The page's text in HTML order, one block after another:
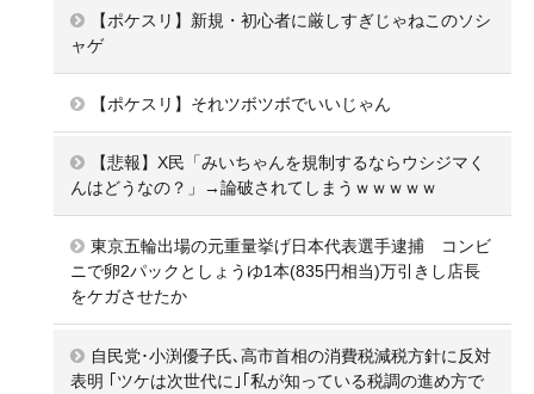
【ポケスリ】新規・初心者に厳しすぎじゃねこのソシ
ャゲ
【ポケスリ】それツボツボでいいじゃん
【悲報】X民「みいちゃんを規制するならウシジマく
んはどうなの？」→論破されてしまうｗｗｗｗｗ
東京五輪出場の元重量挙げ日本代表選手逮捕 コンビ
ニで卵2パックとしょうゆ1本(835円相当)万引きし店長
をケガさせたか
自民党･小渕優子氏､高市首相の消費税減税方針に反対
表明 ｢ツケは次世代に｣｢私が知っている税調の進め方で